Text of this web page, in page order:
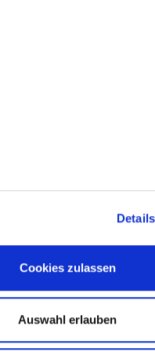
Cookies zulassen
Auswahl erlauben